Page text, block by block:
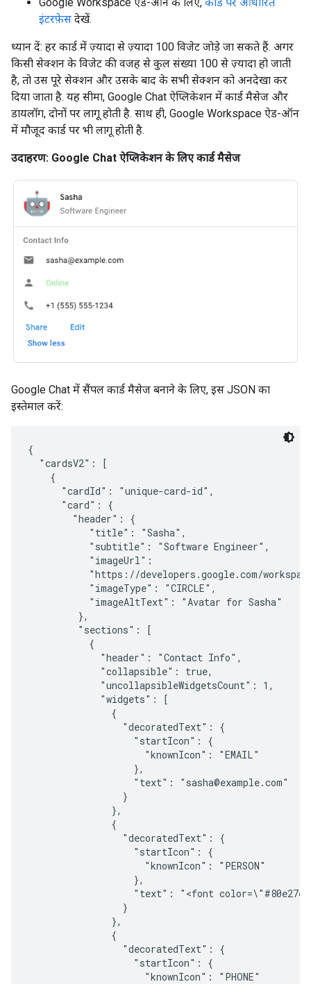
इंटरफ़ेस देखें.
ध्यान दें: हर कार्ड में ज़्यादा से ज़्यादा 100 विजेट जोड़े जा सकते हैं. अगर
किसी सेक्शन के विजेट की वजह से कुल संख्या 100 से ज़्यादा हो जाती
है, तो उस पूरे सेक्शन और उसके बाद के सभी सेक्शन को अनदेखा कर
दिया जाता है. यह सीमा, Google Chat ऐप्लिकेशन में कार्ड मैसेज और
डायलॉग, दोनों पर लागू होती है. साथ ही, Google Workspace ऐड-ऑन
में मौजूद कार्ड पर भी लागू होती है.
उदाहरण: Google Chat ऐप्लिकेशन के लिए कार्ड मैसेज
Google Chat में सैंपल कार्ड मैसेज बनाने के लिए, इस JSON का
इस्तेमाल करें:
{
  "cardsV2": [
    {
      "cardId": "unique-card-id",
      "card": {
        "header": {
           "title": "Sasha",
           "subtitle": "Software Engineer",
           "imageUrl":
"https://developers.google.com/
           "imageType": "CIRCLE",
           "imageAltText": "Avatar for Sasha"
         },
         "sections": [
           {
             "header": "Contact Info",
             "collapsible": true,
             "uncollapsibleWidgetsCount": 1,
             "widgets": [
               {
                 "decoratedText": {
                   "startIcon": {
                     "knownIcon": "EMAIL"
                   },
                   "text": "sasha@example.com"
                 }
               },
               {
                 "decoratedText": {
                   "startIcon": {
                     "knownIcon": "PERSON"
                   },
"text": "<font
                 }
               },
               {
                 "decoratedText": {
                   "startIcon": {
                     "knownIcon": "PHONE"